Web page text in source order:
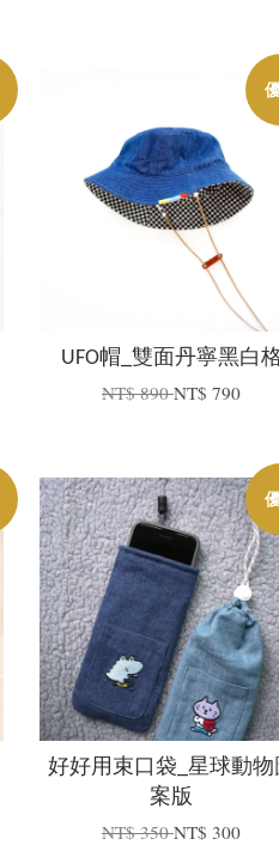
UFO帽_雙面丹寧黑白
NT$ 890NT$ 790
好好用束口袋_星球動物
案版
NT$ 350NT$ 300